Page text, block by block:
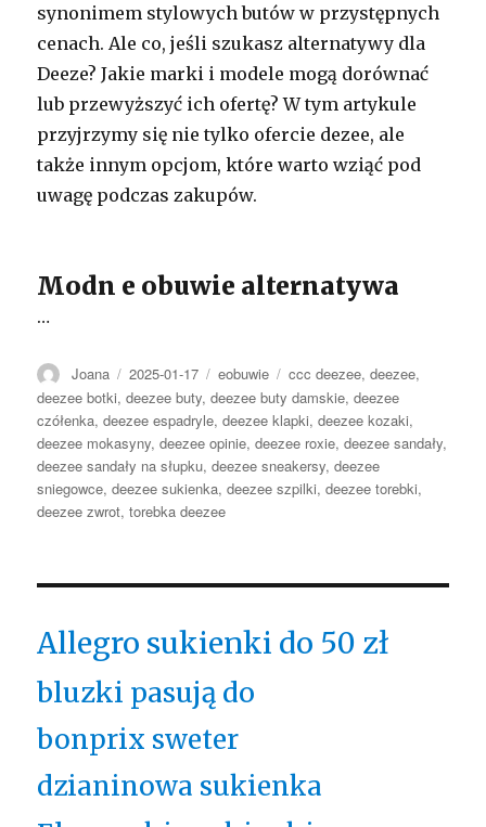
synonimem stylowych butów w przystępnych
cenach. Ale co, jeśli szukasz alternatywy dla
Deeze? Jakie marki i modele mogą dorównać
lub przewyższyć ich ofertę? W tym artykule
przyjrzymy się nie tylko ofercie dezee, ale
także innym opcjom, które warto wziąć pod
uwagę podczas zakupów.
Modn e obuwie alternatywa
…
Autor
Joana Opublikowano
2025-01-17 Kategorie
eobuwie Tagi
ccc deezee,deezee,
deezee botki,deezee buty,deezee buty damskie,deezee
czółenka,deezee espadryle,deezee klapki,deezee kozaki,
deezee mokasyny,deezee opinie,deezee roxie,deezee sandały,
deezee sandały na słupku,deezee sneakersy,deezee
sniegowce,deezee sukienka,deezee szpilki,deezee torebki,
deezee zwrot,torebka deezee
Allegro sukienki do 50 zł
bluzki pasują do
bonprix sweter
dzianinowa sukienka